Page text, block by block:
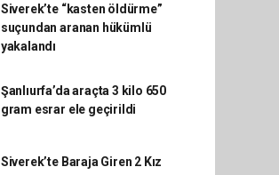
Siverek’te “kasten öldürme”
suçundan aranan hükümlü
yakalandı
Şanlıurfa’da araçta 3 kilo 650
gram esrar ele geçirildi
Siverek’te Baraja Giren 2 Kız